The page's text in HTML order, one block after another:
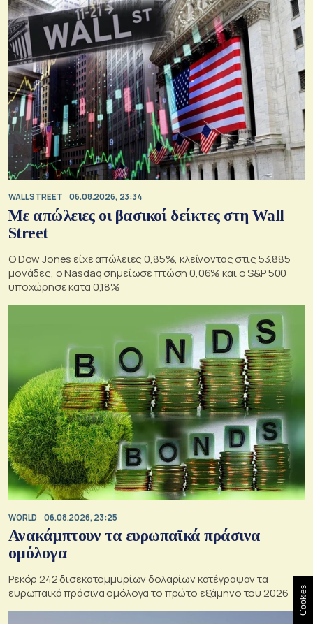
WALL STREET 06.08.2026, 23:34
Με απώλειες οι βασικοί δείκτες στη Wall
Street
Ο Dow Jones είχε απώλειες 0,85%, κλείνοντας στις 53.885
μονάδες, ο Nasdaq σημείωσε πτώση 0,06% και ο S&P 500
υποχώρησε κατα 0,18%
WORLD 06.08.2026, 23:25
Ανακάμπτουν τα ευρωπαϊκά πράσινα
ομόλογα
Ρεκόρ 242 δισεκατομμυρίων δολαρίων κατέγραψαν τα
ευρωπαϊκά πράσινα ομόλογα το πρώτο εξάμηνο του 2026
Cookies